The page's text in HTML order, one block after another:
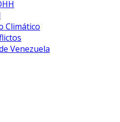
Climático
Venezuela